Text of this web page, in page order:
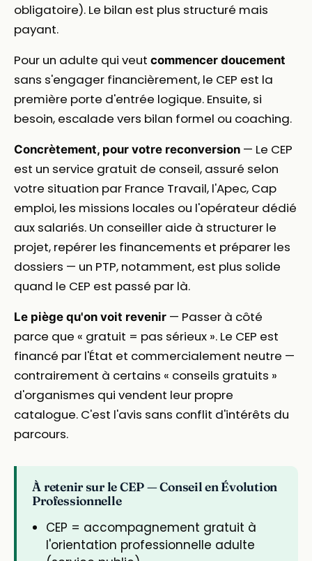
obligatoire). Le bilan est plus structuré mais
payant.
Pour un adulte qui veut commencer doucement
sans s'engager financièrement, le CEP est la
première porte d'entrée logique. Ensuite, si
besoin, escalade vers bilan formel ou coaching.
Concrètement, pour votre reconversion — Le CEP
est un service gratuit de conseil, assuré selon
votre situation par France Travail, l'Apec, Cap
emploi, les missions locales ou l'opérateur dédié
aux salariés. Un conseiller aide à structurer le
projet, repérer les financements et préparer les
dossiers — un PTP, notamment, est plus solide
quand le CEP est passé par là.
Le piège qu'on voit revenir — Passer à côté
parce que « gratuit = pas sérieux ». Le CEP est
financé par l'État et commercialement neutre —
contrairement à certains « conseils gratuits »
d'organismes qui vendent leur propre
catalogue. C'est l'avis sans conflit d'intérêts du
parcours.
À retenir sur le CEP — Conseil en Évolution
Professionnelle
CEP = accompagnement gratuit à
l'orientation professionnelle adulte